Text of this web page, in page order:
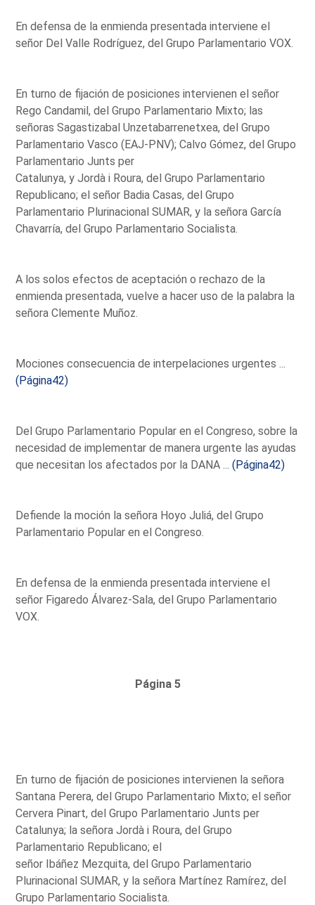
En defensa de la enmienda presentada interviene el
señor Del Valle Rodríguez, del Grupo Parlamentario VOX.
En turno de fijación de posiciones intervienen el señor
Rego Candamil, del Grupo Parlamentario Mixto; las
señoras Sagastizabal Unzetabarrenetxea, del Grupo
Parlamentario Vasco (EAJ-PNV); Calvo Gómez, del Grupo
Parlamentario Junts per
Catalunya, y Jordà i Roura, del Grupo Parlamentario
Republicano; el señor Badia Casas, del Grupo
Parlamentario Plurinacional SUMAR, y la señora García
Chavarría, del Grupo Parlamentario Socialista.
A los solos efectos de aceptación o rechazo de la
enmienda presentada, vuelve a hacer uso de la palabra la
señora Clemente Muñoz.
Mociones consecuencia de interpelaciones urgentes ...
(Página42)
Del Grupo Parlamentario Popular en el Congreso, sobre la
necesidad de implementar de manera urgente las ayudas
que necesitan los afectados por la DANA ...(Página42)
Defiende la moción la señora Hoyo Juliá, del Grupo
Parlamentario Popular en el Congreso.
En defensa de la enmienda presentada interviene el
señor Figaredo Álvarez-Sala, del Grupo Parlamentario
VOX.
Página 5
En turno de fijación de posiciones intervienen la señora
Santana Perera, del Grupo Parlamentario Mixto; el señor
Cervera Pinart, del Grupo Parlamentario Junts per
Catalunya; la señora Jordà i Roura, del Grupo
Parlamentario Republicano; el
señor Ibáñez Mezquita, del Grupo Parlamentario
Plurinacional SUMAR, y la señora Martínez Ramírez, del
Grupo Parlamentario Socialista.